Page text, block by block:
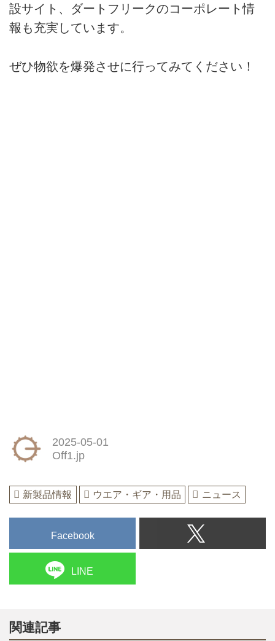
設サイト、ダートフリークのコーポレート情
報も充実しています。
ぜひ物欲を爆発させに行ってみてください！
2025-05-01
Off1.jp
新製品情報 ウエア・ギア・用品 ニュース
Facebook
LINE
関連記事